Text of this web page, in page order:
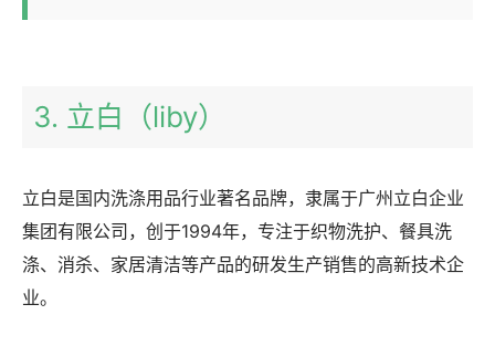
3. 立白（liby）
立白是国内洗涤用品行业著名品牌，隶属于广州立白企业
集团有限公司，创于1994年，专注于织物洗护、餐具洗
涤、消杀、家居清洁等产品的研发生产销售的高新技术企
业。